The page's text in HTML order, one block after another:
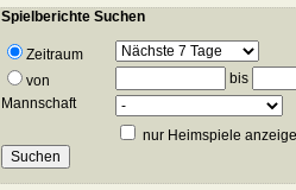
Spielberichte Suchen
Zeitraum
von
bis
Mannschaft
nur Heimspiele